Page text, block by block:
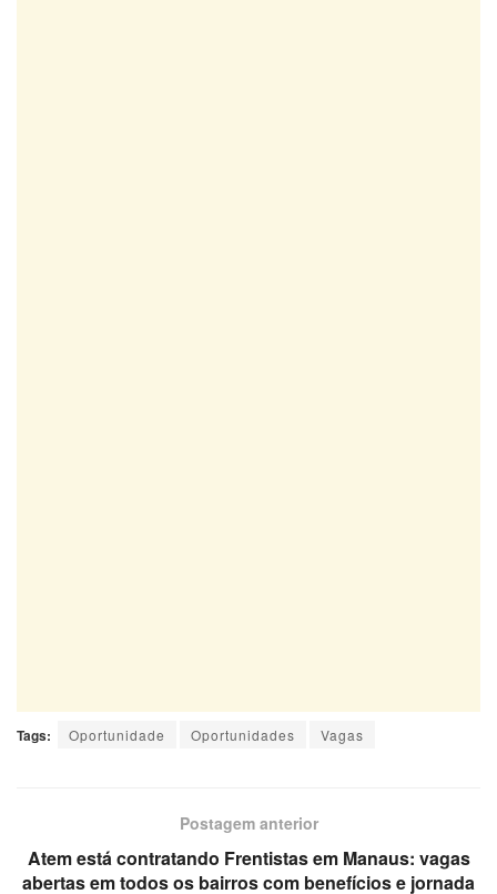
Tags: Oportunidade Oportunidades Vagas
Postagem anterior
Atem está contratando Frentistas em Manaus: vagas
abertas em todos os bairros com benefícios e jornada